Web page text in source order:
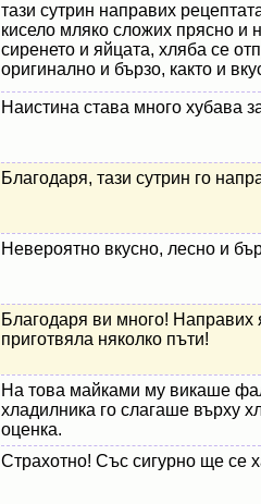
тази сутрин направих
кисело мляко сложих прясно и
сиренето и яйцата, хляба се
оригинално и бързо, както и
Наистина става много хубава
Благодаря, тази сутрин го
Невероятно вкусно, лесно и
Благодаря ви много! Направих
приготвяла няколко пъти!
На това майками му викаше
хладилника го слагаше върху
оценка.
Страхотно! Със сигурно ще се